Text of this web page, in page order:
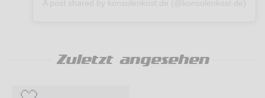
Zuletzt angesehen